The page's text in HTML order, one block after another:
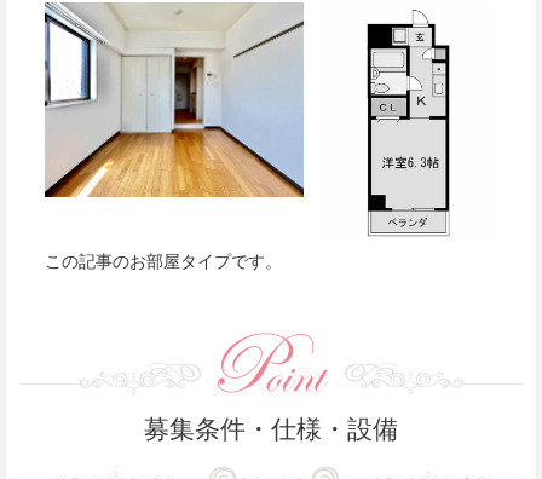
この記事のお部屋タイプです。
募集条件・仕様・設備